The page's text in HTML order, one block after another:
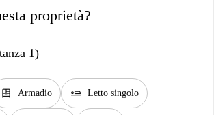
proprietà?
1)
dresser Armadio airline_seat_flat Letto singolo